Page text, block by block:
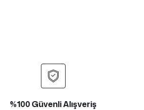
%100 Güvenli Alışveriş